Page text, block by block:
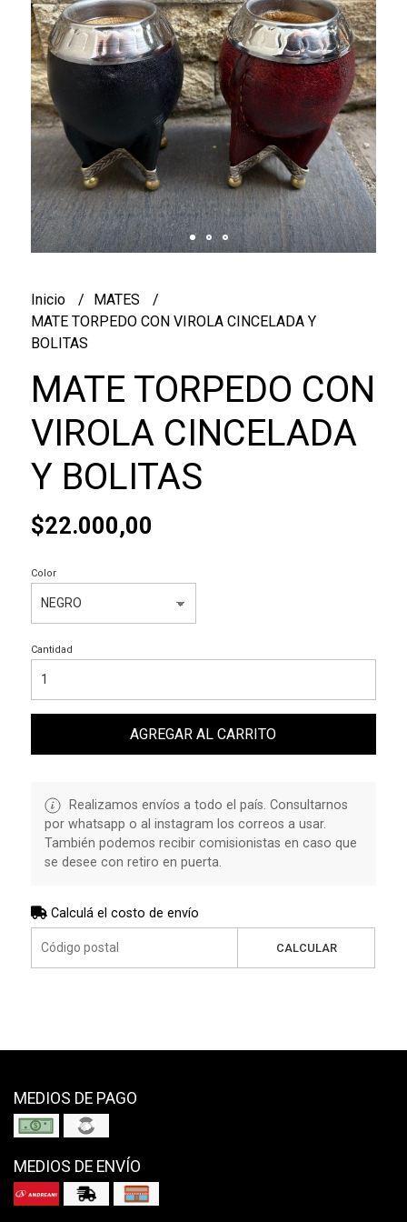
Inicio
MATES
MATE TORPEDO CON VIROLA CINCELADA Y
BOLITAS
MATE TORPEDO CON
VIROLA CINCELADA
Y BOLITAS
$22.000,00
Color
Cantidad
AGREGAR AL CARRITO
Realizamos envíos a todo el país. Consultarnos
por whatsapp o al instagram los correos a usar.
También podemos recibir comisionistas en caso que
se desee con retiro en puerta.
Calculá el costo de envío
CALCULAR
MEDIOS DE PAGO
MEDIOS DE ENVÍO